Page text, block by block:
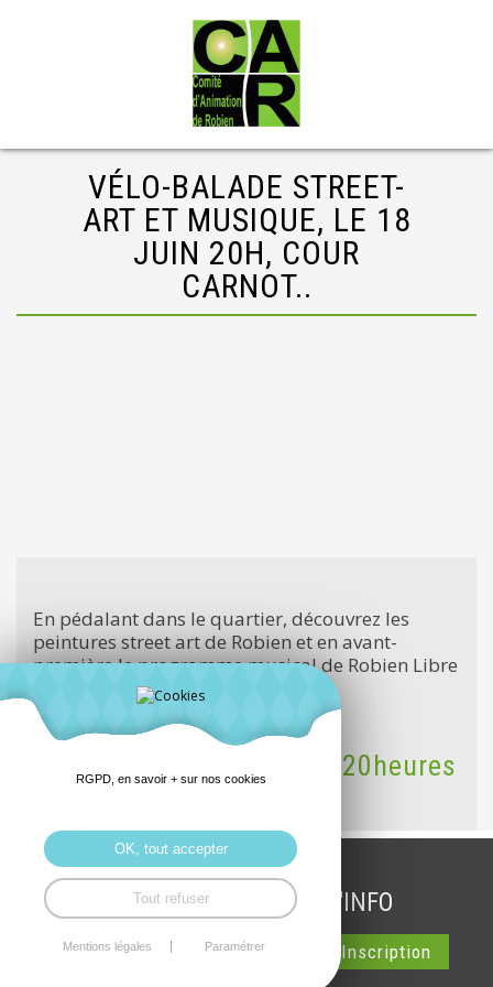
VÉLO-BALADE STREET-
ART ET MUSIQUE, LE 18
JUIN 20H, COUR
CARNOT..
En pédalant dans le quartier, découvrez les
peintures street art de Robien et en avant-
première le programme musical de Robien Libre
Rendez-vous le 18 juin à 20heures
INSCRIPTION LETTRE D'INFO
RGPD, en savoir + sur nos cookies
OK, tout accepter
Tout refuser
Mentions légales Paramétrer